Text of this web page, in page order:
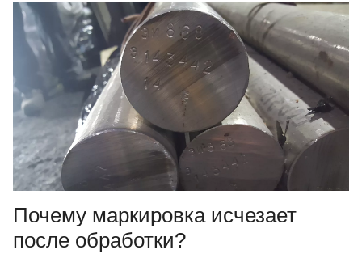
Почему маркировка исчезает
после обработки?